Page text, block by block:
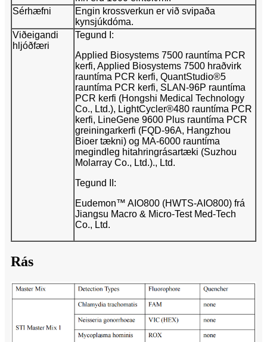
Sérhæfni
Engin krossverkun er við svipaða
kynsjúkdóma.
Viðeigandi
hljóðfæri
Tegund I:
Applied Biosystems 7500 rauntíma PCR
kerfi, Applied Biosystems 7500 hraðvirk
rauntíma PCR kerfi, QuantStudio®5
rauntíma PCR kerfi, SLAN-96P rauntíma
PCR kerfi (Hongshi Medical Technology
Co., Ltd.), LightCycler®480 rauntíma PCR
kerfi, LineGene 9600 Plus rauntíma PCR
greiningarkerfi (FQD-96A, Hangzhou
Bioer tækni) og MA-6000 rauntíma
megindleg hitahringrásartæki (Suzhou
Molarray Co., Ltd.)., Ltd.
Tegund II:
Eudemon™ AIO800 (HWTS-AIO800) frá
Jiangsu Macro & Micro-Test Med-Tech
Co., Ltd.
Rás